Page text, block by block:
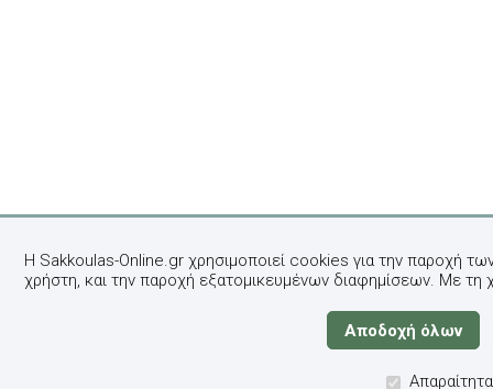
Η Sakkoulas-Online.gr χρησιμοποιεί cookies για την παροχή
χρήστη, και την παροχή εξατομικευμένων διαφημίσεων. Με